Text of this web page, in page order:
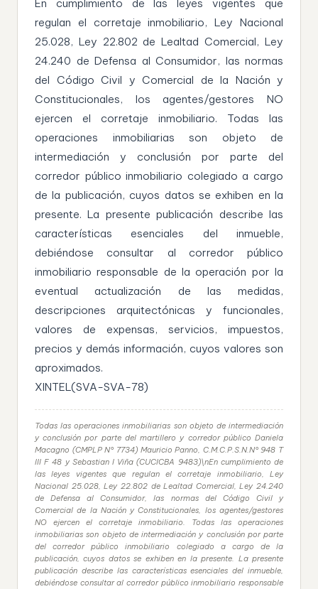
En cumplimiento de las leyes vigentes que
regulan el corretaje inmobiliario, Ley Nacional
25.028, Ley 22.802 de Lealtad Comercial, Ley
24.240 de Defensa al Consumidor, las normas
del Código Civil y Comercial de la Nación y
Constitucionales, los agentes/gestores NO
ejercen el corretaje inmobiliario. Todas las
operaciones inmobiliarias son objeto de
intermediación y conclusión por parte del
corredor público inmobiliario colegiado a cargo
de la publicación, cuyos datos se exhiben en la
presente. La presente publicación describe las
características esenciales del inmueble,
debiéndose consultar al corredor público
inmobiliario responsable de la operación por la
eventual actualización de las medidas,
descripciones arquitectónicas y funcionales,
valores de expensas, servicios, impuestos,
precios y demás información, cuyos valores son
aproximados.
XINTEL(SVA-SVA-78)
Todas las operaciones inmobiliarias son objeto de intermediación
y conclusión por parte del martillero y corredor público Daniela
Macagno (CMPLP N° 7734) Mauricio Panno, C.M.C.P.S.N.N° 948 T
III F 48 y Sebastian I Viña (CUCICBA 9483)\nEn cumplimiento de
las leyes vigentes que regulan el corretaje inmobiliario, Ley
Nacional 25.028, Ley 22.802 de Lealtad Comercial, Ley 24.240
de Defensa al Consumidor, las normas del Código Civil y
Comercial de la Nación y Constitucionales, los agentes/gestores
NO ejercen el corretaje inmobiliario. Todas las operaciones
inmobiliarias son objeto de intermediación y conclusión por parte
del corredor público inmobiliario colegiado a cargo de la
publicación, cuyos datos se exhiben en la presente. La presente
publicación describe las características esenciales del inmueble,
debiéndose consultar al corredor público inmobiliario responsable